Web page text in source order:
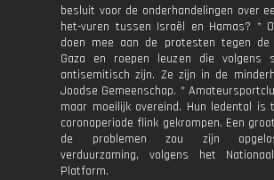
besluit voor de onderhandelingen over
het-vuren tussen Israël en Hamas? *
doen mee aan de protesten tegen
Gaza en roepen leuzen die volgens
antisemitisch zijn. Ze zijn in de
Joodse Gemeenschap. *
maar moeilijk overeind. Hun ledental is
coronaperiode flink gekrompen. Een
de problemen zou zijn
verduurzaming, volgens het
Platform.